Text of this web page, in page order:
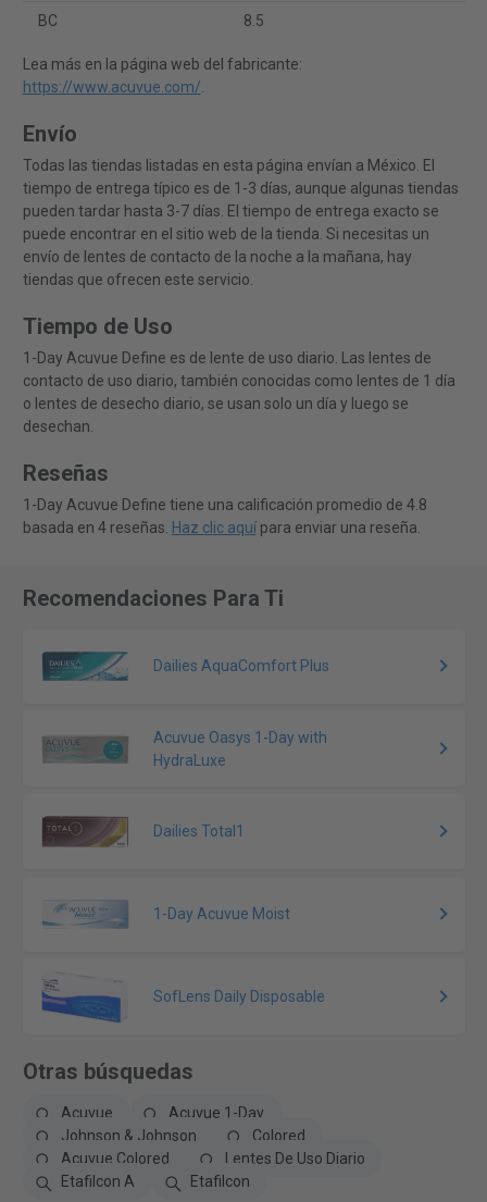
BC 8.5
Lea más en la página web del fabricante:
https://www.acuvue.com/.
Envío
Todas las tiendas listadas en esta página envían a México. El
tiempo de entrega típico es de 1-3 días, aunque algunas tiendas
pueden tardar hasta 3-7 días. El tiempo de entrega exacto se
puede encontrar en el sitio web de la tienda. Si necesitas un
envío de lentes de contacto de la noche a la mañana, hay
tiendas que ofrecen este servicio.
Tiempo de Uso
1-Day Acuvue Define es de lente de uso diario. Las lentes de
contacto de uso diario, también conocidas como lentes de 1 día
o lentes de desecho diario, se usan solo un día y luego se
desechan.
Reseñas
1-Day Acuvue Define tiene una calificación promedio de 4.8
basada en 4 reseñas. Haz clic aquípara enviar una reseña.
Recomendaciones Para Ti
Dailies AquaComfort Plus
Acuvue Oasys 1-Day with
HydraLuxe
Dailies Total1
1-Day Acuvue Moist
SofLens Daily Disposable
Otras búsquedas
Acuvue
Acuvue 1-Day
Johnson & Johnson
Colored
Acuvue Colored
Lentes De Uso Diario
Etafilcon A
Etafilcon